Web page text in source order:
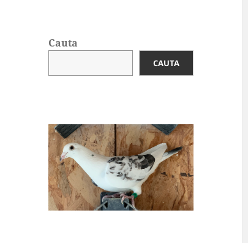
Cauta
CAUTA